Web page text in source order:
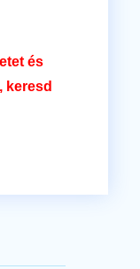
és
keresd